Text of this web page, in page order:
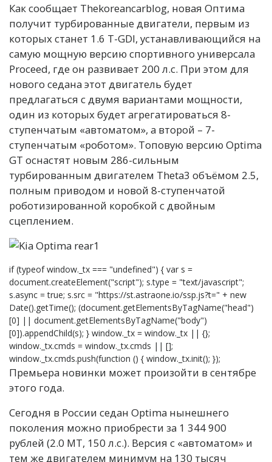
Как сообщает Thekoreancarblog, новая Оптима
получит турбированные двигатели, первым из
которых станет 1.6 T-GDI, устанавливающийся на
самую мощную версию спортивного универсала
Proceed, где он развивает 200 л.с. При этом для
нового седана этот двигатель будет
предлагаться с двумя вариантами мощности,
один из которых будет агрегатироваться 8-
ступенчатым «автоматом», а второй – 7-
ступенчатым «роботом». Топовую версию Optima
GT оснастят новым 286-сильным
турбированным двигателем Theta3 объёмом 2.5,
полным приводом и новой 8-ступенчатой
роботизированной коробкой с двойным
сцеплением.
if (typeof window._tx === "undefined") { var s =
document.createElement("script"); s.type = "text/javascript";
s.async = true; s.src = "https://st.astraone.io/ssp.js?t=" + new
Date().getTime(); (document.getElementsByTagName("head")
[0] || document.getElementsByTagName("body")
[0]).appendChild(s); } window._tx = window._tx || {};
window._tx.cmds = window._tx.cmds || [];
window._tx.cmds.push(function () { window._tx.init(); });
Премьера новинки может произойти в сентябре
этого года.
Сегодня в России седан Optima нынешнего
поколения можно приобрести за 1 344 900
рублей (2.0 МТ, 150 л.с.). Версия с «автоматом» и
тем же двигателем минимум на 130 тысяч